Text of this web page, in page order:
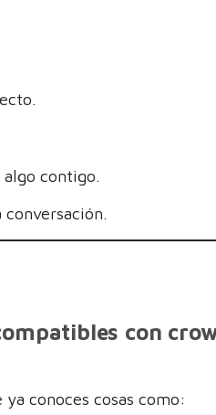
contigo.
con
conoces cosas como: